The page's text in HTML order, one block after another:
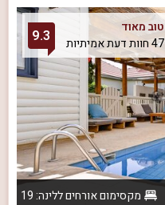
טוב מאוד
47 חוות דעת אמיתיות
9.3
מקסימום אורחים ללינה: 19